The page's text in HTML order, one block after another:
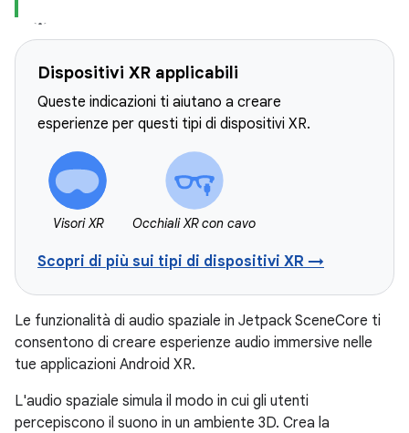
Dispositivi XR applicabili
Queste indicazioni ti aiutano a creare
esperienze per questi tipi di dispositivi XR.
Visori XR Occhiali XR con cavo
Scopri di più sui tipi di dispositivi XR →
Le funzionalità di audio spaziale in Jetpack SceneCore ti
consentono di creare esperienze audio immersive nelle
tue applicazioni Android XR.
L'audio spaziale simula il modo in cui gli utenti
percepiscono il suono in un ambiente 3D. Crea la